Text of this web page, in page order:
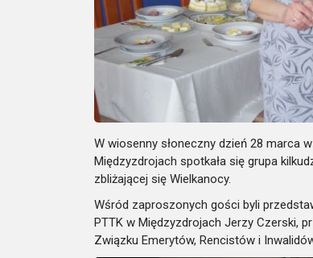
W wiosenny słoneczny dzień 28 marca
Międzyzdrojach spotkała się grupa
zbliżającej się Wielkanocy.
Wśród zaproszonych gości byli
PTTK w Międzyzdrojach Jerzy Czerski,
Związku Emerytów, Rencistów i